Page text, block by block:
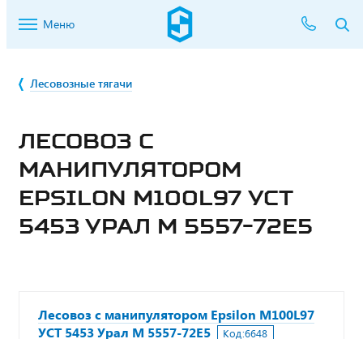
Меню
Лесовозные тягачи
ЛЕСОВОЗ С
МАНИПУЛЯТОРОМ
EPSILON M100L97 УСТ
5453 УРАЛ М 5557-72Е5
Лесовоз с манипулятором Epsilon M100L97
УСТ 5453 Урал М 5557-72Е5
Код:6648